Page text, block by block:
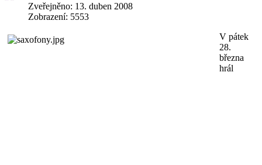
Zveřejněno: 13. duben 2008
Zobrazení: 5553
V pátek
28.
března
hrál